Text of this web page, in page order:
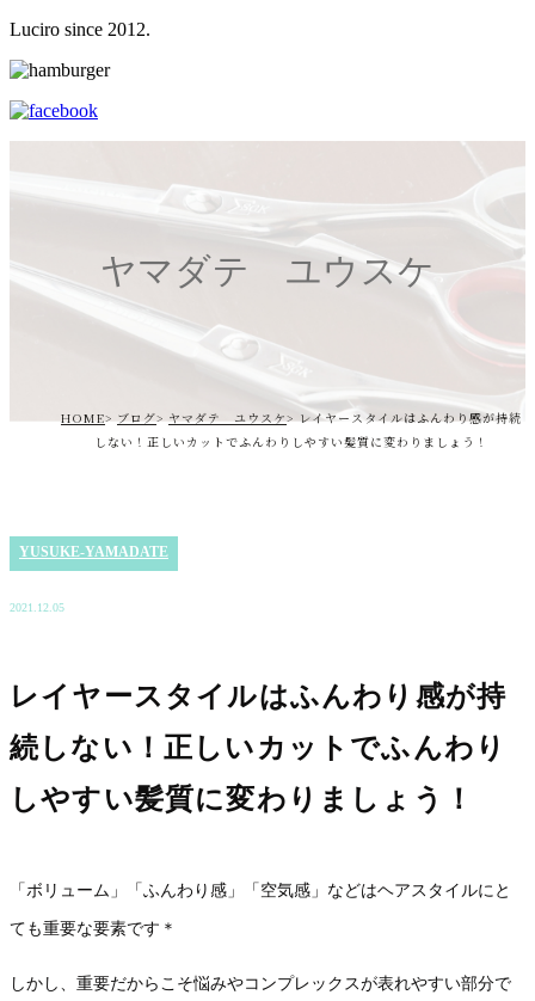
Luciro since 2012.
ヤマダテ ユウスケ
HOME ブログ ヤマダテ ユウスケ
レイヤースタイルはふんわり感が持続
しない！正しいカットでふんわりしやすい髪質に変わりましょう！
YUSUKE-YAMADATE
2021.12.05
レイヤースタイルはふんわり感が持
続しない！正しいカットでふんわり
しやすい髪質に変わりましょう！
「ボリューム」「ふんわり感」「空気感」などはヘアスタイルにと
ても重要な要素です＊
しかし、重要だからこそ悩みやコンプレックスが表れやすい部分で